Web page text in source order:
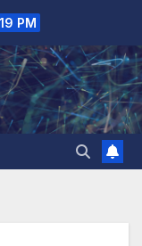
PM